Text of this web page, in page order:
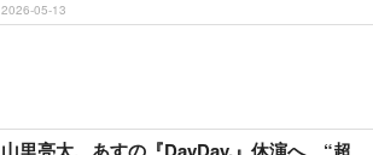
2026-05-13